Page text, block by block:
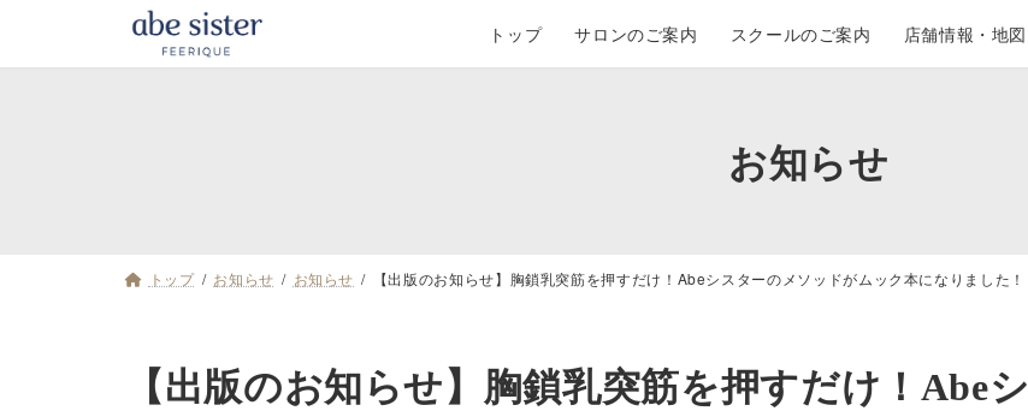
トップ サロンのご案内 スクールのご案内 店舗情報・地図
お知らせ
トップ お知らせ お知らせ 【出版のお知らせ】胸鎖乳突筋を押すだけ！Abeシスターのメソッドがムック本になりました！
【出版のお知らせ】胸鎖乳突筋を押すだけ！Abeシ